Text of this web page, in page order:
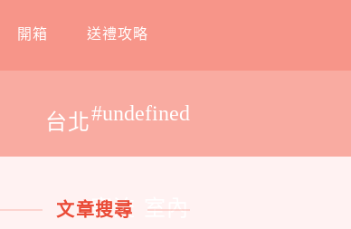
開箱 送禮攻略
#undefined
台北
寒流 室內
文章搜尋